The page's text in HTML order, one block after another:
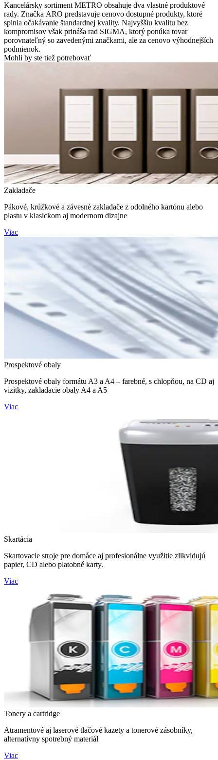
Kancelársky sortiment METRO obsahuje dva vlastné produktové
rady. Značka ARO predstavuje cenovo dostupné produkty, ktoré
splnia očakávanie štandardnej kvality. Najvyššiu kvalitu bez
kompromisov však prináša rad SIGMA, ktorý ponúka tovar
porovnateľný so zavedenými značkami, ale za cenovo výhodnejších
podmienok.
Mohli by ste tiež potrebovať
Zakladače
Pákové, krúžkové a závesné zakladače z odolného kartónu alebo
plastu v klasickom aj modernom dizajne
Viac
Prospektové obaly
Prospektové obaly formátu A3 a A4 – farebné, s chlopňou, na CD aj
vizitky, zakladacie obaly A4 a A5
Viac
Skartácia
Skartovacie stroje pre domáce aj profesionálne využitie zlikvidujú
papier, CD alebo platobné karty.
Viac
Tonery a cartridge
Atramentové aj laserové tlačové kazety a tonerové zásobníky,
alternatívny spotrebný materiál
Viac